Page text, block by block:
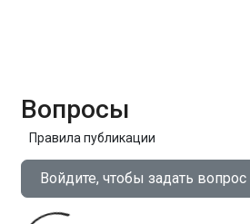
Вопросы
Правила публикации
Войдите, чтобы задать вопрос